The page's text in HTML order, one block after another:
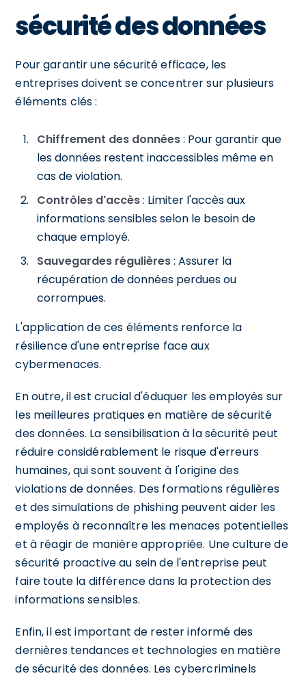
sécurité des données
Pour garantir une sécurité efficace, les
entreprises doivent se concentrer sur plusieurs
éléments clés :
Chiffrement des données: Pour garantir que
les données restent inaccessibles même en
cas de violation.
Contrôles d'accès: Limiter l'accès aux
informations sensibles selon le besoin de
chaque employé.
Sauvegardes régulières: Assurer la
récupération de données perdues ou
corrompues.
L'application de ces éléments renforce la
résilience d'une entreprise face aux
cybermenaces.
En outre, il est crucial d'éduquer les employés sur
les meilleures pratiques en matière de sécurité
des données. La sensibilisation à la sécurité peut
réduire considérablement le risque d'erreurs
humaines, qui sont souvent à l'origine des
violations de données. Des formations régulières
et des simulations de phishing peuvent aider les
employés à reconnaître les menaces potentielles
et à réagir de manière appropriée. Une culture de
sécurité proactive au sein de l'entreprise peut
faire toute la différence dans la protection des
informations sensibles.
Enfin, il est important de rester informé des
dernières tendances et technologies en matière
de sécurité des données. Les cybercriminels